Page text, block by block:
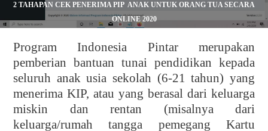
2 TAHAPAN CEK PENERIMA PIP ANAK UNTUK ORANG TUA SECARA
ONLINE 2020
Program Indonesia Pintar merupakan
pemberian bantuan tunai pendidikan kepada
seluruh anak usia sekolah (6-21 tahun) yang
menerima KIP, atau yang berasal dari keluarga
miskin dan rentan (misalnya dari
keluarga/rumah tangga pemegang Kartu